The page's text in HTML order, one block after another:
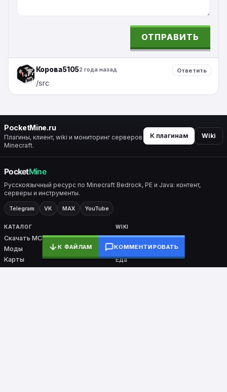
ОТПРАВИТЬ
Корова51052 года назад Ответить
/src
PocketMine.ru
Плагины, клиент, wiki и мониторинг серверов
Minecraft.
К плагинам Wiki
Русскоязычный ресурс по Minecraft Bedrock, PE и Java: контент,
серверы и инструменты.
Telegram VK MAX YouTube
КАТАЛОГ
Скачать MC
Моды
Карты
WIKI
Все разделы
Крафты
Еда
К ФАЙЛАМ КОММЕНТИРОВАТЬ